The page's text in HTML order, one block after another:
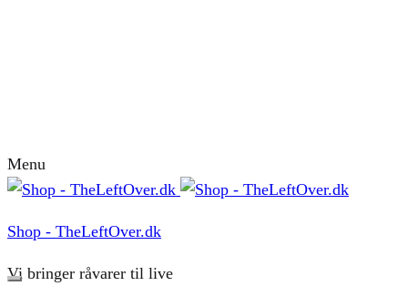
Menu
Shop - TheLeftOver.dk
Vi bringer råvarer til live